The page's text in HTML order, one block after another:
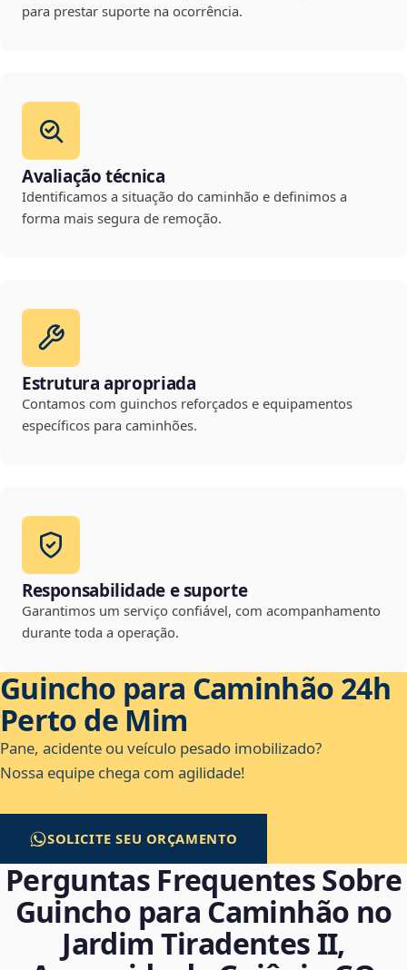
para prestar suporte na ocorrência.
Avaliação técnica
Identificamos a situação do caminhão e definimos a
forma mais segura de remoção.
Estrutura apropriada
Contamos com guinchos reforçados e equipamentos
específicos para caminhões.
Responsabilidade e suporte
Garantimos um serviço confiável, com acompanhamento
durante toda a operação.
Guincho para Caminhão 24h
Perto de Mim
Pane, acidente ou veículo pesado imobilizado?
Nossa equipe chega com agilidade!
SOLICITE SEU ORÇAMENTO
Perguntas Frequentes Sobre
Guincho para Caminhão no
Jardim Tiradentes II,